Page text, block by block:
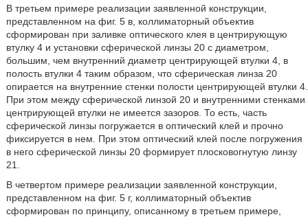
В третьем примере реализации заявленной конструкции,
представленном на фиг. 5 в, коллиматорный объектив
сформирован при заливке оптического клея в центрирующую
втулку 4 и установки сферической линзы 20 с диаметром,
большим, чем внутренний диаметр центрирующей втулки 4, в
полость втулки 4 таким образом, что сферическая линза 20
опирается на внутренние стенки полости центрирующей втулки 4.
При этом между сферической линзой 20 и внутренними стенками
центрирующей втулки не имеется зазоров. То есть, часть
сферической линзы погружается в оптический клей и прочно
фиксируется в нем. При этом оптический клей после погружения
в него сферической линзы 20 формирует плосковогнутую линзу
21.
В четвертом примере реализации заявленной конструкции,
представленном на фиг. 5 г, коллиматорный объектив
сформирован по принципу, описанному в третьем примере,